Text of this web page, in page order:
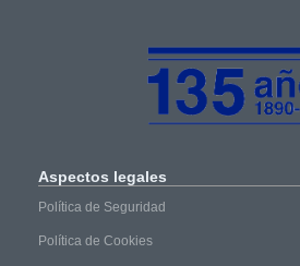
Aspectos legales
Política de Seguridad
Política de Cookies